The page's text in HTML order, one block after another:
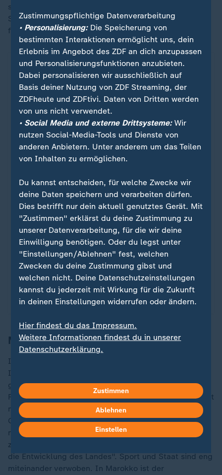
sie hingegen bei der Jugendorganisation der
Sozialisten - und auf Social Media. Dort beklagt sie
fehlende Perspektiven für ihre Generation.
Von Nepal bis Marokko
Aufstand der Gen Z - was die
Proteste vereint
Von Nepal bis Marokko erhebt sich die Generation
Z. Rebellisch, vernetzt - und mit einer
Piratenflagge als Symbol. Was verbindet diese
Proteste?
von Anna Vezirgenidi
mit Video 6:18
Marokko investiert vor WM 2030
Investitionen steckt der Staat vor allem massiv in die
Infrastruktur rund um die neuen Fußballstadien. Die
größte Arena bei Casablanca soll 2030 über 110.000
Fans fassen. Dann trägt Marokko die Weltmeisterschaft
mit aus. Lahcen El Mouher sagt, ohne die
Großereignisse wären neue Bahntrassen und Brücken
nicht entstanden. Der Berater für Sportinfrastruktur
zeigt sich euphorisch: "Der Sport ist ein Zugpferd für
die Entwicklung des Landes". Sport und Staat sind eng
miteinander verwoben. In Marokko ist der
Zustimmungspflichtige Datenverarbeitung
• Personalisierung:Die Speicherung von
bestimmten Interaktionen ermöglicht uns, dein
Erlebnis im Angebot des ZDF an dich anzupassen
und Personalisierungsfunktionen anzubieten.
Dabei personalisieren wir ausschließlich auf
Basis deiner Nutzung von ZDF Streaming, der
ZDFheute und ZDFtivi. Daten von Dritten werden
von uns nicht verwendet.
• Social Media und externe Drittsysteme:Wir
nutzen Social-Media-Tools und Dienste von
anderen Anbietern. Unter anderem um das Teilen
von Inhalten zu ermöglichen.
Du kannst entscheiden, für welche Zwecke wir
deine Daten speichern und verarbeiten dürfen.
Dies betrifft nur dein aktuell genutztes Gerät. Mit
"Zustimmen" erklärst du deine Zustimmung zu
unserer Datenverarbeitung, für die wir deine
Einwilligung benötigen. Oder du legst unter
"Einstellungen/Ablehnen" fest, welchen
Zwecken du deine Zustimmung gibst und
welchen nicht. Deine Datenschutzeinstellungen
kannst du jederzeit mit Wirkung für die Zukunft
in deinen Einstellungen widerrufen oder ändern.
Hier findest du das Impressum.
Weitere Informationen findest du in unserer
Datenschutzerklärung.
Zustimmen
Ablehnen
Einstellen